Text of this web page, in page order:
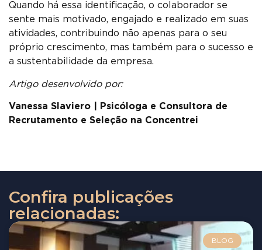
Quando há essa identificação, o colaborador se
sente mais motivado, engajado e realizado em suas
atividades, contribuindo não apenas para o seu
próprio crescimento, mas também para o sucesso e
a sustentabilidade da empresa.
Artigo desenvolvido por:
Vanessa Slaviero | Psicóloga e Consultora de
Recrutamento e Seleção na Concentrei
Confira publicações
relacionadas:
BLOG